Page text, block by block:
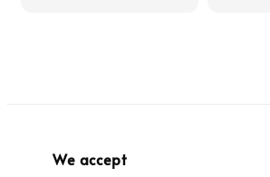
We accept